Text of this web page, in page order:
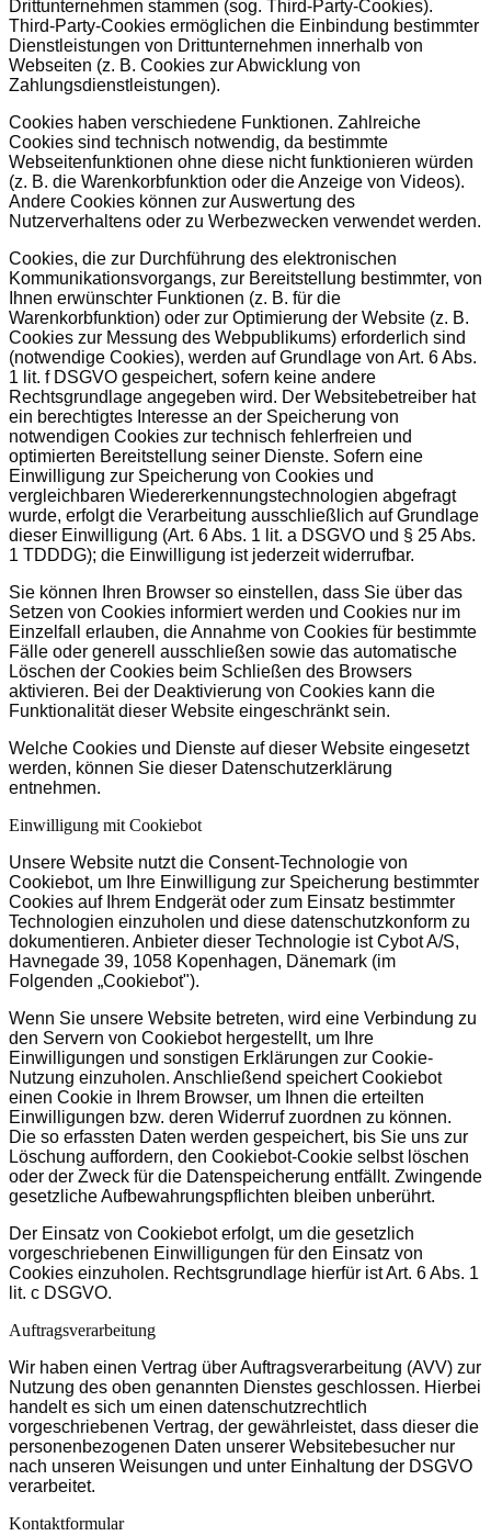
Drittunternehmen stammen (sog. Third-Party-Cookies).
Third-Party-Cookies ermöglichen die Einbindung bestimmter
Dienstleistungen von Drittunternehmen innerhalb von
Webseiten (z. B. Cookies zur Abwicklung von
Zahlungsdienstleistungen).
Cookies haben verschiedene Funktionen. Zahlreiche
Cookies sind technisch notwendig, da bestimmte
Webseitenfunktionen ohne diese nicht funktionieren würden
(z. B. die Warenkorbfunktion oder die Anzeige von Videos).
Andere Cookies können zur Auswertung des
Nutzerverhaltens oder zu Werbezwecken verwendet werden.
Cookies, die zur Durchführung des elektronischen
Kommunikationsvorgangs, zur Bereitstellung bestimmter, von
Ihnen erwünschter Funktionen (z. B. für die
Warenkorbfunktion) oder zur Optimierung der Website (z. B.
Cookies zur Messung des Webpublikums) erforderlich sind
(notwendige Cookies), werden auf Grundlage von Art. 6 Abs.
1 lit. f DSGVO gespeichert, sofern keine andere
Rechtsgrundlage angegeben wird. Der Websitebetreiber hat
ein berechtigtes Interesse an der Speicherung von
notwendigen Cookies zur technisch fehlerfreien und
optimierten Bereitstellung seiner Dienste. Sofern eine
Einwilligung zur Speicherung von Cookies und
vergleichbaren Wiedererkennungstechnologien abgefragt
wurde, erfolgt die Verarbeitung ausschließlich auf Grundlage
dieser Einwilligung (Art. 6 Abs. 1 lit. a DSGVO und § 25 Abs.
1 TDDDG); die Einwilligung ist jederzeit widerrufbar.
Sie können Ihren Browser so einstellen, dass Sie über das
Setzen von Cookies informiert werden und Cookies nur im
Einzelfall erlauben, die Annahme von Cookies für bestimmte
Fälle oder generell ausschließen sowie das automatische
Löschen der Cookies beim Schließen des Browsers
aktivieren. Bei der Deaktivierung von Cookies kann die
Funktionalität dieser Website eingeschränkt sein.
Welche Cookies und Dienste auf dieser Website eingesetzt
werden, können Sie dieser Datenschutzerklärung
entnehmen.
Einwilligung mit Cookiebot
Unsere Website nutzt die Consent-Technologie von
Cookiebot, um Ihre Einwilligung zur Speicherung bestimmter
Cookies auf Ihrem Endgerät oder zum Einsatz bestimmter
Technologien einzuholen und diese datenschutzkonform zu
dokumentieren. Anbieter dieser Technologie ist Cybot A/S,
Havnegade 39, 1058 Kopenhagen, Dänemark (im
Folgenden „Cookiebot").
Wenn Sie unsere Website betreten, wird eine Verbindung zu
den Servern von Cookiebot hergestellt, um Ihre
Einwilligungen und sonstigen Erklärungen zur Cookie-
Nutzung einzuholen. Anschließend speichert Cookiebot
einen Cookie in Ihrem Browser, um Ihnen die erteilten
Einwilligungen bzw. deren Widerruf zuordnen zu können.
Die so erfassten Daten werden gespeichert, bis Sie uns zur
Löschung auffordern, den Cookiebot-Cookie selbst löschen
oder der Zweck für die Datenspeicherung entfällt. Zwingende
gesetzliche Aufbewahrungspflichten bleiben unberührt.
Der Einsatz von Cookiebot erfolgt, um die gesetzlich
vorgeschriebenen Einwilligungen für den Einsatz von
Cookies einzuholen. Rechtsgrundlage hierfür ist Art. 6 Abs. 1
lit. c DSGVO.
Auftragsverarbeitung
Wir haben einen Vertrag über Auftragsverarbeitung (AVV) zur
Nutzung des oben genannten Dienstes geschlossen. Hierbei
handelt es sich um einen datenschutzrechtlich
vorgeschriebenen Vertrag, der gewährleistet, dass dieser die
personenbezogenen Daten unserer Websitebesucher nur
nach unseren Weisungen und unter Einhaltung der DSGVO
verarbeitet.
Kontaktformular